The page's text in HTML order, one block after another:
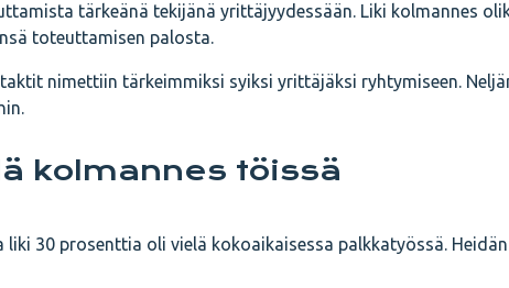
tärkeänä tekijänä yrittäjyydessään. Liki kolmannes
toteuttamisen palosta.
nimettiin tärkeimmiksi syiksi yrittäjäksi ryhtymiseen.
kolmannes töissä
liki 30 prosenttia oli vielä kokoaikaisessa palkkatyössä.